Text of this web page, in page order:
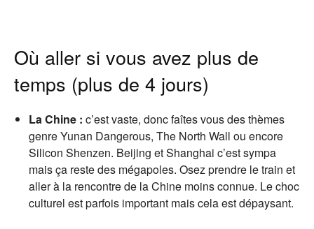
Où aller si vous avez plus de
temps (plus de 4 jours)
La Chine : c’est vaste, donc faîtes vous des thèmes
genre Yunan Dangerous, The North Wall ou encore
Silicon Shenzen. Beijing et Shanghai c’est sympa
mais ça reste des mégapoles. Osez prendre le train et
aller à la rencontre de la Chine moins connue. Le choc
culturel est parfois important mais cela est dépaysant.